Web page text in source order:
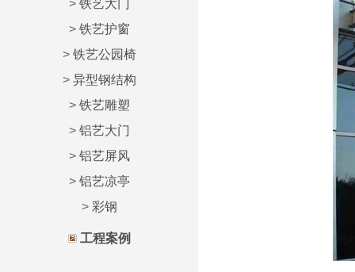
> 铁艺大门
> 铁艺护窗
> 铁艺公园椅
> 异型钢结构
> 铁艺雕塑
> 铝艺大门
> 铝艺屏风
> 铝艺凉亭
> 彩钢
工程案例